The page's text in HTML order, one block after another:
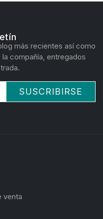
más recientes así como
compañía, entregados
SUSCRIBIRSE
venta